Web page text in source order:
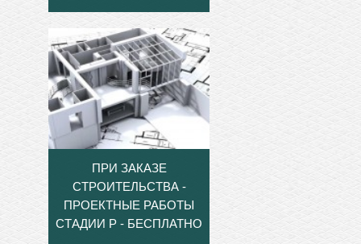
ПРИ ЗАКАЗЕ
СТРОИТЕЛЬСТВА -
ПРОЕКТНЫЕ РАБОТЫ
СТАДИИ Р - БЕСПЛАТНО